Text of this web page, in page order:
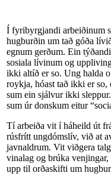
Í fyribyrgjandi arbeiðinum
hugburðin um tað góða
egnum gerðum. Ein
sosiala lívinum og
ikki altíð er so. Ung halda
roykja, hóast tað ikki er
sum ein sjálvur ikki
sum úr donskum eitur
Tí arbeiða vit í háheild út
rúsfrítt ungdómslív, við at
javnaldrum. Vit viðgera
vinalag og brúka
upp til orðaskifti um